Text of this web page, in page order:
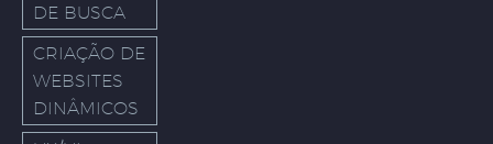
DE BUSCA
CRIAÇÃO DE
WEBSITES
DINÂMICOS